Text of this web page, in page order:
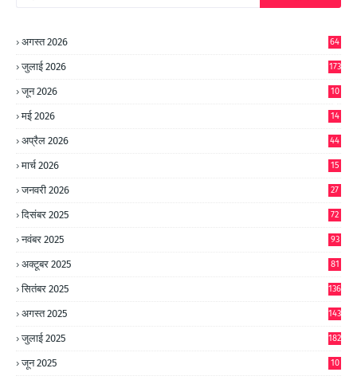
अगस्त 2026 64
जुलाई 2026 173
जून 2026
10
मई 2026
14
अप्रैल 2026 44
मार्च 2026 15
जनवरी 2026 27
दिसंबर 2025 72
नवंबर 2025 93
अक्टूबर 2025 81
सितंबर 2025 136
अगस्त 2025 143
जुलाई 2025 182
जून 2025
10